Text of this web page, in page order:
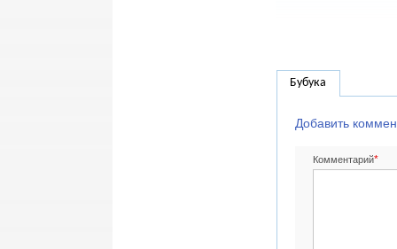
Бубука
Добавить
Комментарий*